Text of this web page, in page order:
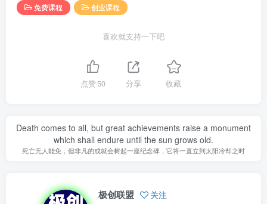
免费课程 创业课程
喜欢就支持一下吧
点赞50 分享 收藏
Death comes to all, but great achievements raise a monument
which shall endure until the sun grows old.
死亡无人能免，但非凡的成就会树起一座纪念碑，它将一直立到太阳冷却之时
极创联盟 关注